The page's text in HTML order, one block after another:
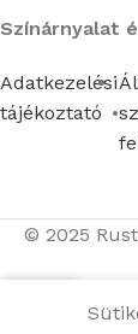
Színárnyalat
Adatkezelési
tájékoztató
© 2025